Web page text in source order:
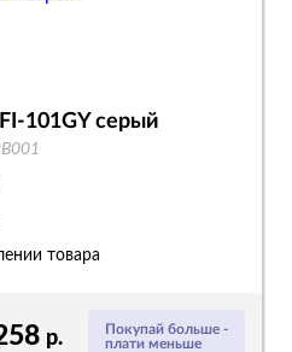
Покупай больше -
плати меньше
р.
101GY серый
товара